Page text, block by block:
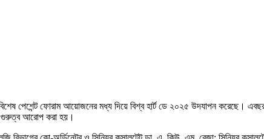
পেশেন্ট ফোরাম আয়োজনের মধ্য দিয়ে বিশ্ব হার্ট ডে ২০২৫ উদযাপন করেছে। এবছর
গুরুত্ব আরোপ করা হয়।